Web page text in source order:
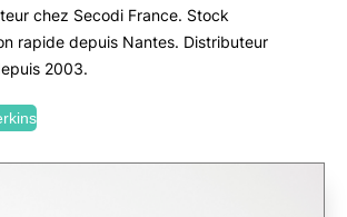
chez Secodi France. Stock
rapide depuis Nantes. Distributeur
2003.